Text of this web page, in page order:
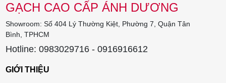
GẠCH CAO CẤP ÁNH DƯƠNG
Showroom: Số 404 Lý Thường Kiệt, Phường 7, Quận Tân
Bình, TPHCM
Hotline: 0983029716 - 0916916612
GIỚI THIỆU